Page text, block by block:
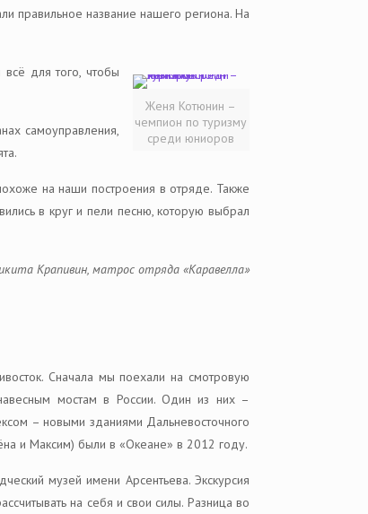
правильное название нашего региона. На
Женя Котюнин –
чемпион по туризму
среди юниоров
для того, чтобы
самоуправления,
на наши построения в отряде. Также
в круг и пели песню, которую выбрал
Крапивин, матрос отряда «Каравелла»
Сначала мы поехали на смотровую
мостам в России. Один из них –
– новыми зданиями Дальневосточного
и Максим) были в «Океане» в 2012 году.
музей имени Арсентьева. Экскурсия
на себя и свои силы. Разница во